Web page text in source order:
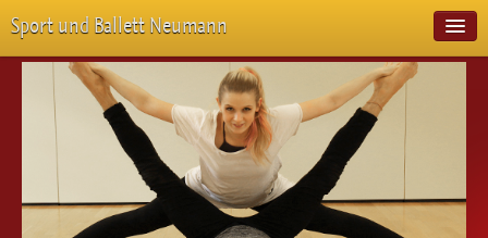
Sport und Ballett Neumann
Start
Neuigkeiten
Über Uns
Veranstaltungen
Emotion Pur